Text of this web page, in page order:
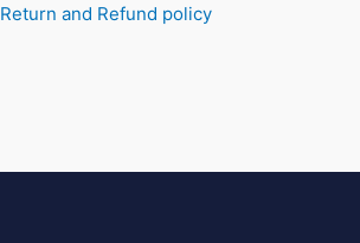
Return and Refund policy